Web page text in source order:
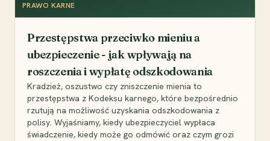
PRAWO KARNE
Przestępstwa przeciwko mieniu a
ubezpieczenie - jak wpływają na
roszczenia i wypłatę odszkodowania
Kradzież, oszustwo czy zniszczenie mienia to
przestępstwa z Kodeksu karnego, które bezpośrednio
rzutują na możliwość uzyskania odszkodowania z
polisy. Wyjaśniamy, kiedy ubezpieczyciel wypłaca
świadczenie, kiedy może go odmówić oraz czym grozi